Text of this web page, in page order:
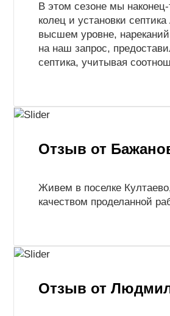
В этом сезоне мы
колец и установки
высшем уровне,
на наш запрос,
септика, учитывая
Отзыв от
Живем в поселке
качеством проделанной
Отзыв от